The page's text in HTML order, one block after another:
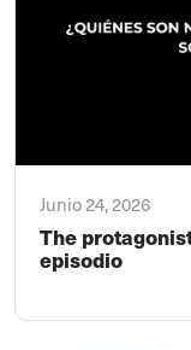
Junio 24, 2026
The
episodio